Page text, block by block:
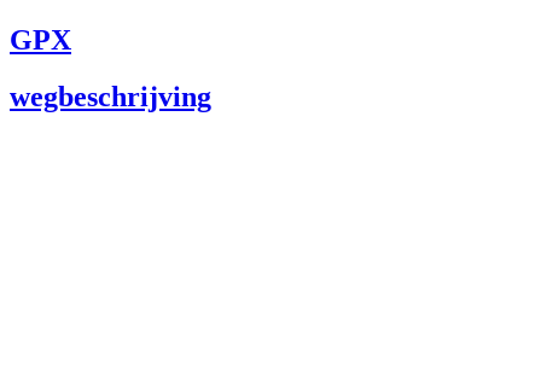
GPX
wegbeschrijving